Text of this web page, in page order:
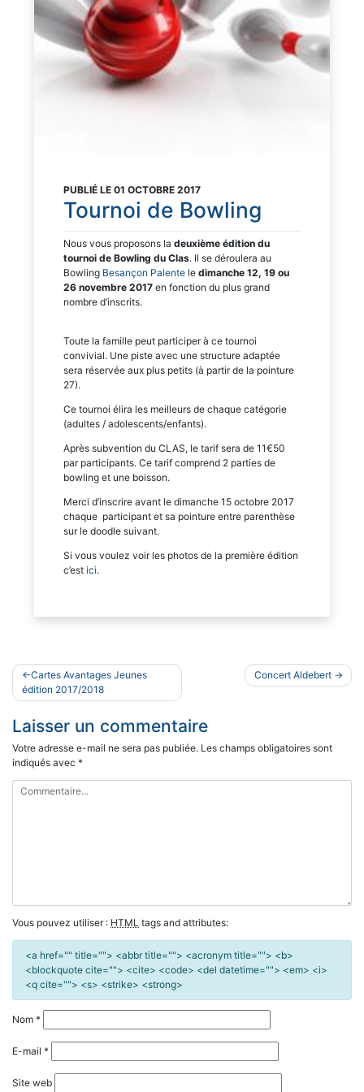
PUBLIÉ LE 01 OCTOBRE 2017
Tournoi de Bowling
Nous vous proposons la deuxième édition du
tournoi de Bowling du Clas. Il se déroulera au
Bowling Besançon Palente le dimanche 12, 19 ou
26 novembre 2017 en fonction du plus grand
nombre d’inscrits.
Toute la famille peut participer à ce tournoi
convivial. Une piste avec une structure adaptée
sera réservée aux plus petits (à partir de la pointure
27).
Ce tournoi élira les meilleurs de chaque catégorie
(adultes / adolescents/enfants).
Après subvention du CLAS, le tarif sera de 11€50
par participants. Ce tarif comprend 2 parties de
bowling et une boisson.
Merci d’inscrire avant le dimanche 15 octobre 2017
chaque participant et sa pointure entre parenthèse
sur le doodle suivant.
Si vous voulez voir les photos de la première édition
c’est ici.
Navigation
de
l’article
Cartes Avantages Jeunes
édition 2017/2018
Concert Aldebert
Laisser un commentaire
Votre adresse e-mail ne sera pas publiée. Les champs obligatoires sont
indiqués avec *
Vous pouvez utiliser : HTML tags and attributes:
<a href="" title=""> <abbr title=""> <acronym title=""> <b>
<blockquote cite=""> <cite> <code> <del datetime=""> <em> <i>
<q cite=""> <s> <strike> <strong>
Nom *
E-mail *
Site web